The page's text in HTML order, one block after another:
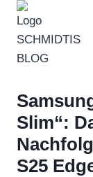
Zum
Inhalt
springen
Slim“:
S25